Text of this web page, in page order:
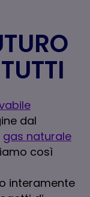
dal
gas naturale
così
interamente